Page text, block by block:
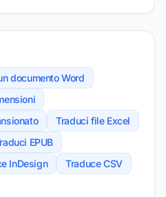
documento Word
Traduci file Excel
EPUB
InDesign
Traduce CSV